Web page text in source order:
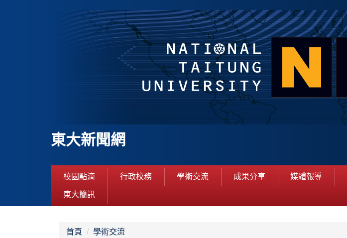
東大新聞網
校園點滴 行政校務 學術交流 成果分享 媒體報導
東大簡訊
首頁 學術交流